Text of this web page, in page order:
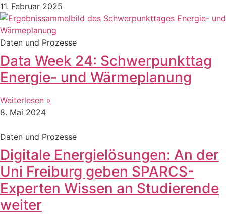
11. Februar 2025
Daten und Prozesse
Data Week 24: Schwerpunkttag
Energie- und Wärmeplanung
Weiterlesen »
8. Mai 2024
Daten und Prozesse
Digitale Energielösungen: An der
Uni Freiburg geben SPARCS-
Experten Wissen an Studierende
weiter